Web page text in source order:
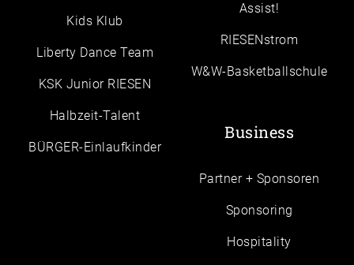
Kids Klub
Liberty Dance Team
KSK Junior RIESEN
Halbzeit-Talent
BÜRGER-Einlaufkinder
Assist!
RIESENstrom
W&W-Basketballschule
Business
Partner + Sponsoren
Sponsoring
Hospitality